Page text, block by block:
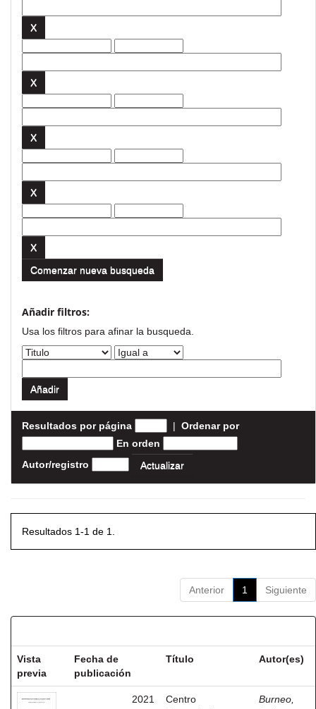
Comenzar nueva busqueda
Añadir filtros:
Usa los filtros para afinar la busqueda.
Resultados por página | Ordenar por
En orden
Autor/registro
Resultados 1-1 de 1.
Anterior 1 Siguiente
Vista
previa
Fecha de
publicación
Título Autor(es)
2021
Centro
Burneo,